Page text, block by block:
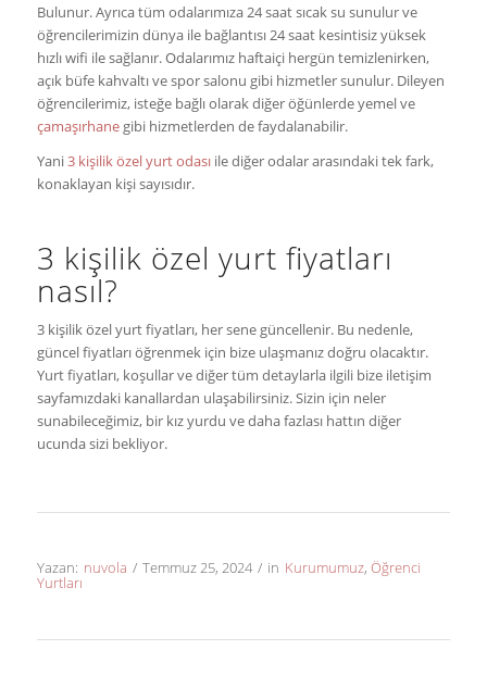
Bulunur. Ayrıca tüm odalarımıza 24 saat sıcak su sunulur ve
öğrencilerimizin dünya ile bağlantısı 24 saat kesintisiz yüksek
hızlı wifi ile sağlanır. Odalarımız haftaiçi hergün temizlenirken,
açık büfe kahvaltı ve spor salonu gibi hizmetler sunulur. Dileyen
öğrencilerimiz, isteğe bağlı olarak diğer öğünlerde yemel ve
çamaşırhanegibi hizmetlerden de faydalanabilir.
Yani3 kişilik özel yurt odasıile diğer odalar arasındaki tek fark,
konaklayan kişi sayısıdır.
3 kişilik özel yurt fiyatları
nasıl?
3 kişilik özel yurt fiyatları, her sene güncellenir. Bu nedenle,
güncel fiyatları öğrenmek için bize ulaşmanız doğru olacaktır.
Yurt fiyatları, koşullar ve diğer tüm detaylarla ilgili bize iletişim
sayfamızdaki kanallardan ulaşabilirsiniz. Sizin için neler
sunabileceğimiz, bir kız yurdu ve daha fazlası hattın diğer
ucunda sizi bekliyor.
Yazan: nuvola / Temmuz 25, 2024 / in Kurumumuz, Öğrenci
Yurtları